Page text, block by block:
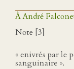
À André
Note [3]
« enivrés par le
sanguinaire ».